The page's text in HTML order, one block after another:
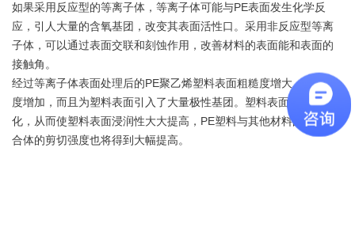
如果采用反应型的等离子体，等离子体可能与PE表面发生化学反
应，引人大量的含氧基团，改变其表面活性口。采用非反应型等离
子体，可以通过表面交联和刻蚀作用，改善材料的表面能和表面的
接触角。
经过等离子体表面处理后的PE聚乙烯塑料表面粗糙度增大、刻蚀程
度增加，而且为塑料表面引入了大量极性基团。塑料表面得到活
化，从而使塑料表面浸润性大大提高，PE塑料与其他材料的混合粘
合体的剪切强度也将得到大幅提高。